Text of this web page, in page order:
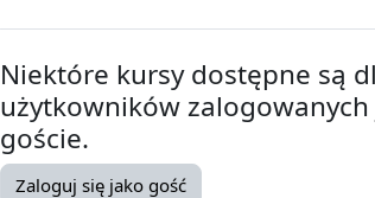
Niektóre kursy dostępne są
użytkowników
goście.
Zaloguj się jako gość